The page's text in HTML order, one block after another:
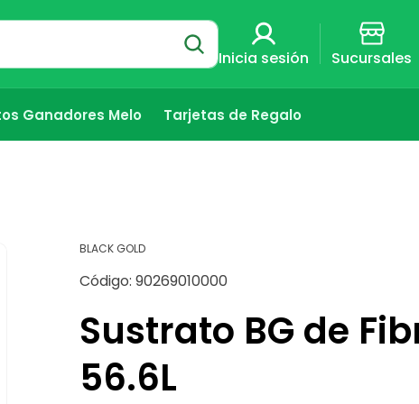
Inicia sesión
Sucursales
Ganadores Melo Tarjetas de Regalo
BLACK GOLD
Código: SKU:
90269010000
Sustrato BG de
56.6L